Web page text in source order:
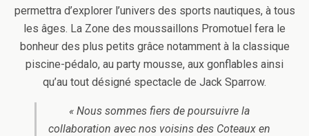
permettra d’explorer l’univers des sports nautiques, à tous
les âges. La Zone des moussaillons Promotuel fera le
bonheur des plus petits grâce notamment à la classique
piscine-pédalo, au party mousse, aux gonflables ainsi
qu’au tout désigné spectacle de Jack Sparrow.
« Nous sommes fiers de poursuivre la
collaboration avec nos voisins des Coteaux en